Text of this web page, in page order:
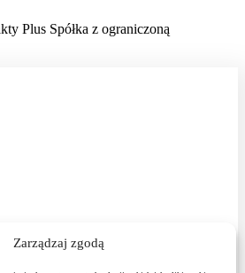
Zarządzaj zgodą
Plus Spółka z ograniczoną